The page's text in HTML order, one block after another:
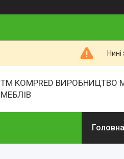
ТМ KOMPRED
МЕБЛІВ
Головна